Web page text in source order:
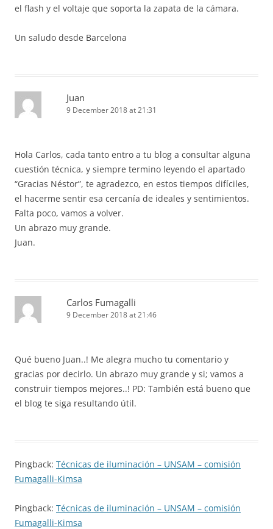
el flash y el voltaje que soporta la zapata de la cámara.
Un saludo desde Barcelona
Juan
9 December 2018 at 21:31
Hola Carlos, cada tanto entro a tu blog a consultar alguna
cuestión técnica, y siempre termino leyendo el apartado
“Gracias Néstor”, te agradezco, en estos tiempos difíciles,
el hacerme sentir esa cercanía de ideales y sentimientos.
Falta poco, vamos a volver.
Un abrazo muy grande.
Juan.
Carlos Fumagalli
9 December 2018 at 21:46
Qué bueno Juan..! Me alegra mucho tu comentario y
gracias por decirlo. Un abrazo muy grande y si; vamos a
construir tiempos mejores..! PD: También está bueno que
el blog te siga resultando útil.
Pingback: Técnicas de iluminación – UNSAM – comisión
Fumagalli-Kimsa
Pingback: Técnicas de iluminación – UNSAM – comisión
Fumagalli-Kimsa